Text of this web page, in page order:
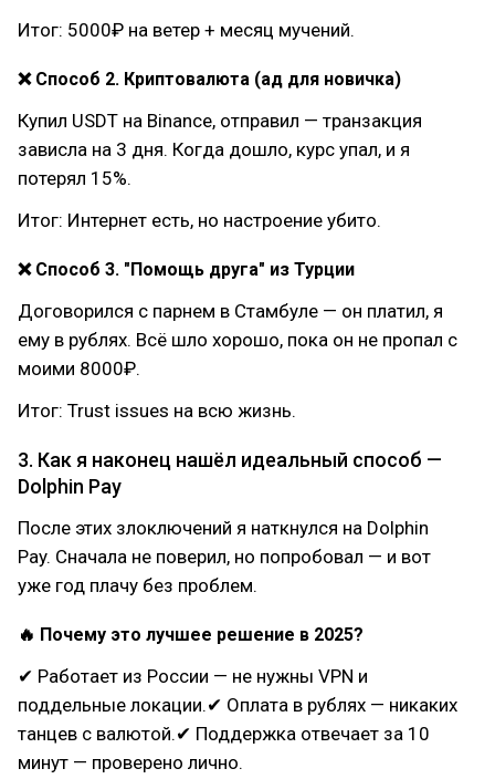
Итог: 5000₽ на ветер + месяц мучений.
❌ Способ 2. Криптовалюта (ад для новичка)
Купил USDT на Binance, отправил — транзакция
зависла на 3 дня. Когда дошло, курс упал, и я
потерял 15%.
Итог: Интернет есть, но настроение убито.
❌ Способ 3. "Помощь друга" из Турции
Договорился с парнем в Стамбуле — он платил, я
ему в рублях. Всё шло хорошо, пока он не пропал с
моими 8000₽.
Итог: Trust issues на всю жизнь.
3. Как я наконец нашёл идеальный способ —
Dolphin Pay
После этих злоключений я наткнулся на Dolphin
Pay. Сначала не поверил, но попробовал — и вот
уже год плачу без проблем.
🔥 Почему это лучшее решение в 2025?
✔ Работает из России — не нужны VPN и
поддельные локации.✔ Оплата в рублях — никаких
танцев с валютой.✔ Поддержка отвечает за 10
минут — проверено лично.